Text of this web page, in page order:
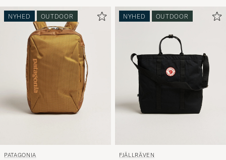
NYHED OUTDOOR
PATAGONIA
NYHED OUTDOOR
FJÄLLRÄVEN